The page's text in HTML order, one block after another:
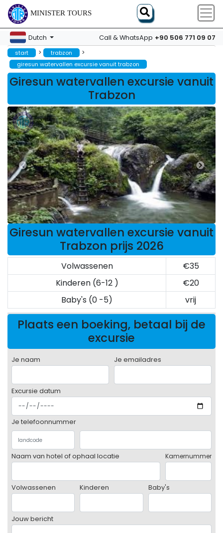
MINISTER TOURS
Dutch Call & WhatsApp +90 506 771 09 07
start > trabzon >
giresun watervallen excursie vanuit trabzon
Giresun watervallen excursie vanuit
Trabzon
Giresun watervallen excursie vanuit
Trabzon prijs 2026
Volwassenen
€35
Kinderen (6-12 )
€20
Baby's (0 -5)
vrij
Plaats een boeking, betaal bij de
excursie
Je naam Je emailadres
Excursie datum
Je telefoonnummer
Naam van hotel of ophaal locatie Kamernummer
Volwassenen Kinderen Baby's
Jouw bericht